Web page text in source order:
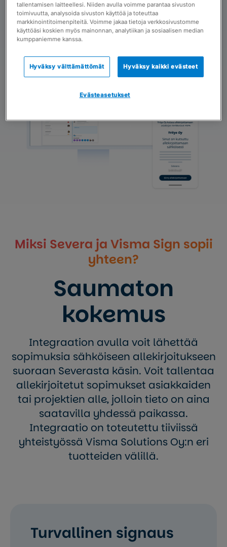
Varmista asiakkuuksien ja projektien
onnistuminen Severassa, ja hyödynnä
Visma Signin sähköisiä allekirjoituksia
Miksi Severa ja Visma Sign sopii
yhteen?
Saumaton
kokemus
Integraation avulla voit lähettää
sopimuksia sähköiseen allekirjoitukseen
suoraan Severasta käsin. Voit tallentaa
allekirjoitetut sopimukset asiakkaiden
tai projektien alle, jolloin tieto on aina
saatavilla yhdessä paikassa.
Integraatio on toteutettu tiiviissä
yhteistyössä Visma Solutions Oy:n eri
tuotteiden välillä.
Turvallinen signaus
tallentamisen laitteellesi. Niiden avulla voimme parantaa sivuston
toimivuutta, analysoida sivuston käyttöä ja toteuttaa
markkinointitoimenpiteitä. Voimme jakaa tietoja verkkosivustomme
käyttöäsi koskien myös mainonnan, analytiikan ja sosiaalisen median
kumppaniemme kanssa.
Hyväksy välttämättömät Hyväksy kaikki evästeet
Evästeasetukset